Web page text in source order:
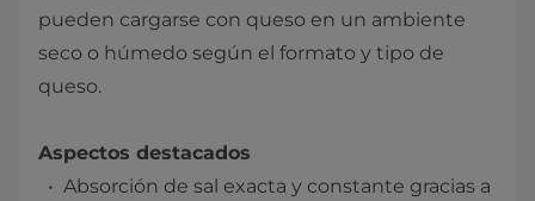
pueden cargarse con queso en un ambiente
seco o húmedo según el formato y tipo de
queso.
​​Aspectos destacados
Absorción de sal exacta y constante gracias a